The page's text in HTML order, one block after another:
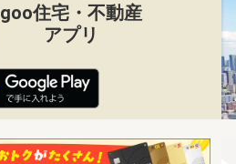
goo住宅・不動産
アプリ